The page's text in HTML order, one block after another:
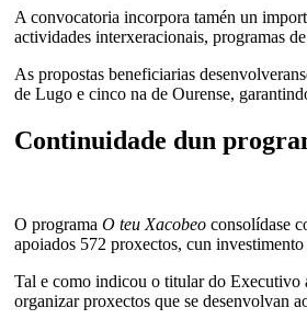
A convocatoria incorpora tamén un
actividades interxeracionais, programas
As propostas beneficiarias
de Lugo e cinco na de Ourense,
Continuidade dun
O programa O teu Xacobeo consolídase
apoiados 572 proxectos, cun
Tal e como indicou o titular do Executivo
organizar proxectos que se desenvolvan